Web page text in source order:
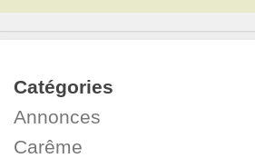
Catégories
Annonces
Carême